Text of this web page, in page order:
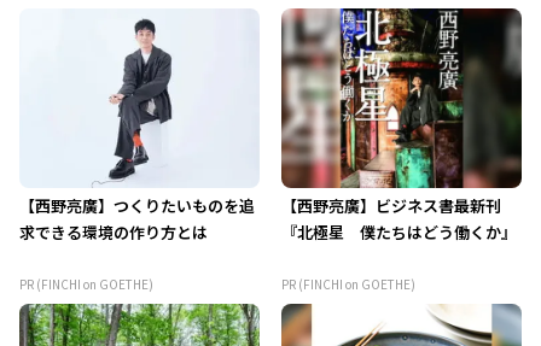
【西野亮廣】つくりたいものを追
求できる環境の作り方とは
PR (FINCHI on GOETHE)
【西野亮廣】ビジネス書最新刊
『北極星 僕たちはどう働くか』
PR (FINCHI on GOETHE)